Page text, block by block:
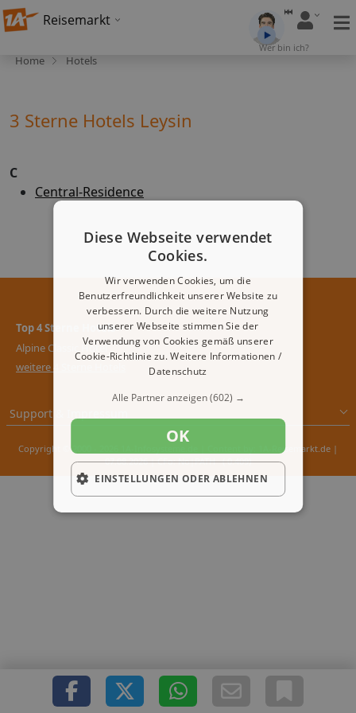
Reisemarkt
Wer bin ich?
Home Hotels
3 Sterne Hotels Leysin
C
Central-Residence
Top 4 Sterne Hotels
Alpine Classic Hotel
weitere 4 Sterne Hotels
Support & Impressum
Copyright © 2000 - 2026 1A-Infosysteme.de | Content by: 1A-Reisemarkt.de |
07.08.2026| CFo: No|PATH ( 0.409)
Diese Webseite verwendet
Cookies.
Wir verwenden Cookies, um die
Benutzerfreundlichkeit unserer Website zu
verbessern. Durch die weitere Nutzung
unserer Webseite stimmen Sie der
Verwendung von Cookies gemäß unserer
Cookie-Richtlinie zu.Weitere Informationen /
Datenschutz
Alle Partner anzeigen(602) →
OK
EINSTELLUNGEN ODER ABLEHNEN